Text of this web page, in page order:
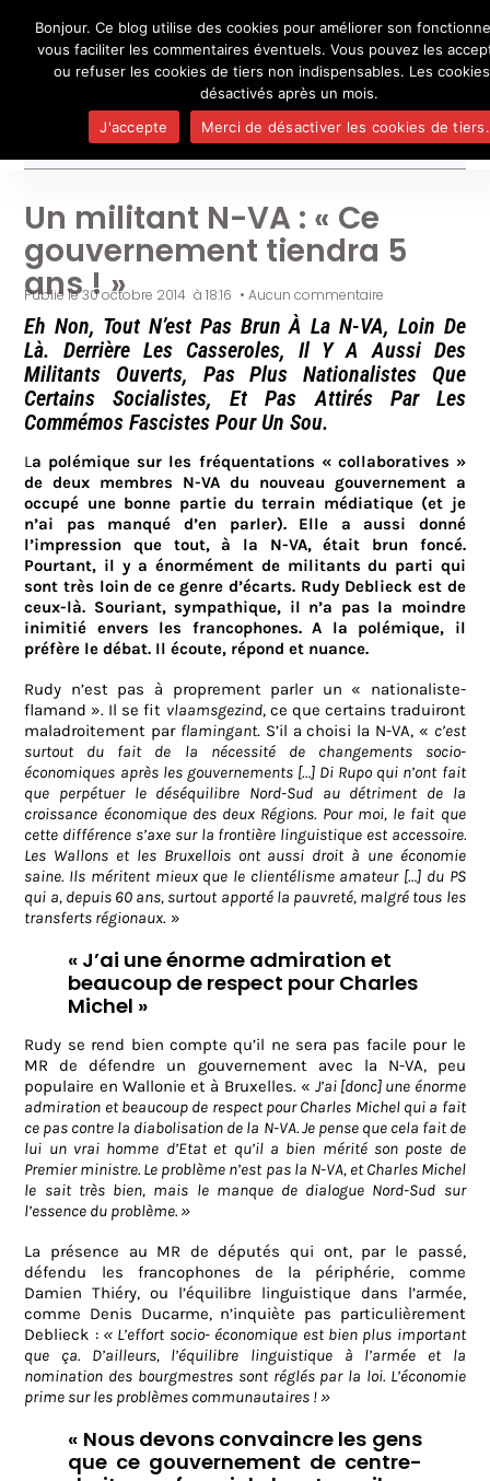
UN BLOG DESEL
Je pense, donc je ne suis personne
L'auteur
Un militant N-VA : « Ce
gouvernement tiendra 5
ans ! »
Publié le30 octobre 2014 à 18:16 •Aucun commentaire
Eh Non, Tout N’est Pas Brun À La N-VA, Loin De
Là. Derrière Les Casseroles, Il Y A Aussi Des
Militants Ouverts, Pas Plus Nationalistes Que
Certains Socialistes, Et Pas Attirés Par Les
Commémos Fascistes Pour Un Sou.
La polémique sur les fréquentations « collaboratives »
de deux membres N-VA du nouveau gouvernement a
occupé une bonne partie du terrain médiatique (et je
n’ai pas manqué d’en parler). Elle a aussi donné
l’impression que tout, à la N-VA, était brun foncé.
Pourtant, il y a énormément de militants du parti qui
sont très loin de ce genre d’écarts. Rudy Deblieck est de
ceux-là. Souriant, sympathique, il n’a pas la moindre
inimitié envers les francophones. A la polémique, il
préfère le débat. Il écoute, répond et nuance.
Rudy n’est pas à proprement parler un « nationaliste-
flamand ». Il se fit vlaamsgezind, ce que certains traduiront
maladroitement par flamingant. S’il a choisi la N-VA, « c’est
surtout du fait de la nécessité de changements socio-
économiques après les gouvernements […] Di Rupo qui n’ont fait
que perpétuer le déséquilibre Nord-Sud au détriment de la
croissance économique des deux Régions. Pour moi, le fait que
cette différence s’axe sur la frontière linguistique est accessoire.
Les Wallons et les Bruxellois ont aussi droit à une économie
saine. Ils méritent mieux que le clientélisme amateur […] du PS
qui a, depuis 60 ans, surtout apporté la pauvreté, malgré tous les
transferts régionaux. »
« J’ai une énorme admiration et
beaucoup de respect pour Charles
Michel »
Rudy se rend bien compte qu’il ne sera pas facile pour le
MR de défendre un gouvernement avec la N-VA, peu
populaire en Wallonie et à Bruxelles. « J’ai [donc] une énorme
admiration et beaucoup de respect pour Charles Michel qui a fait
ce pas contre la diabolisation de la N-VA. Je pense que cela fait de
lui un vrai homme d’Etat et qu’il a bien mérité son poste de
Premier ministre. Le problème n’est pas la N-VA, et Charles Michel
le sait très bien, mais le manque de dialogue Nord-Sud sur
l’essence du problème. »
La présence au MR de députés qui ont, par le passé,
défendu les francophones de la périphérie, comme
Damien Thiéry, ou l’équilibre linguistique dans l’armée,
comme Denis Ducarme, n’inquiète pas particulièrement
Deblieck :« L’effort socio- économique est bien plus important
que ça. D’ailleurs, l’équilibre linguistique à l’armée et la
nomination des bourgmestres sont réglés par la loi. L’économie
prime sur les problèmes communautaires ! »
« Nous devons convaincre les gens
que ce gouvernement de centre-
Bonjour. Ce blog utilise des cookies pour améliorer son
vous faciliter les commentaires éventuels. Vous pouvez les
ou refuser les cookies de tiers non indispensables. Les
désactivés après un mois.
J'accepte
Merci de désactiver les cookies de tiers.